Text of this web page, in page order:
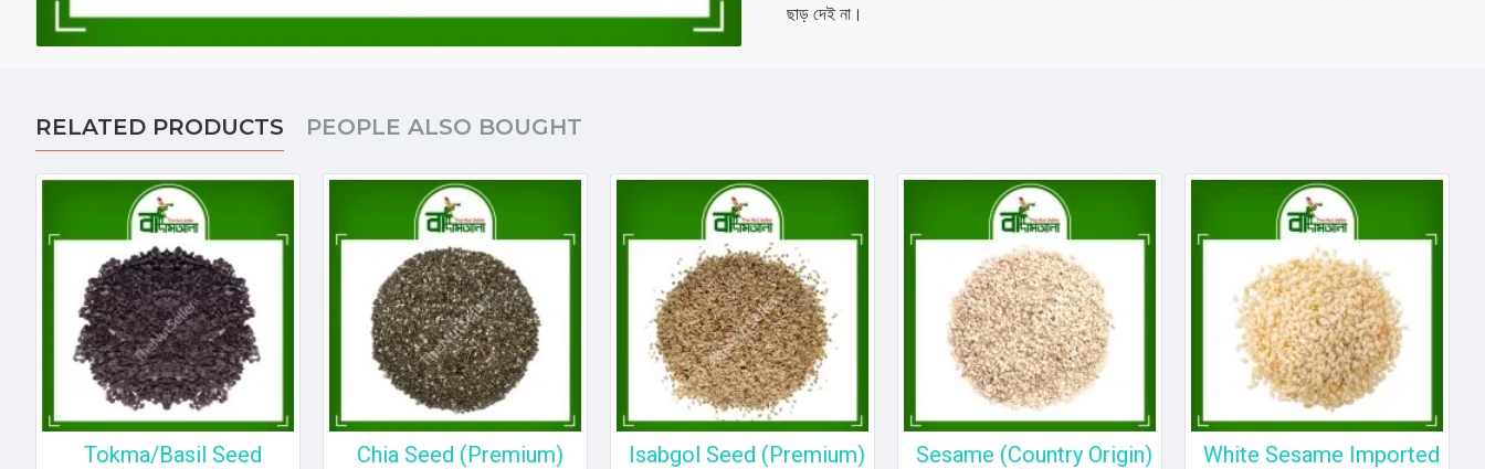
ছাড় দেই না।
RELATED PRODUCTS PEOPLE ALSO BOUGHT
Tokma/Basil Seed
Chia Seed (Premium)
Isabgol Seed (Premium)
Sesame (Country Origin)
White Sesame Imported